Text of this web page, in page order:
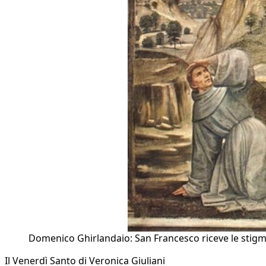
Domenico Ghirlandaio: San Francesco riceve le
Il Venerdì Santo di Veronica Giuliani